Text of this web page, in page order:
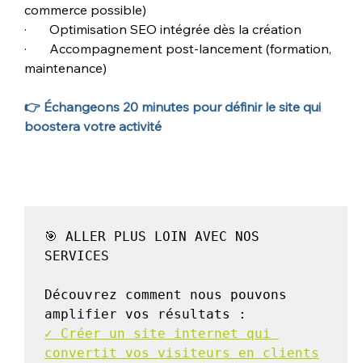
commerce possible)
·       Optimisation SEO intégrée dès la création
·       Accompagnement post-lancement (formation,
maintenance)
👉 Échangeons 20 minutes pour définir le site qui
boostera votre activité
🎯 ALLER PLUS LOIN AVEC NOS
SERVICES
Découvrez comment nous pouvons
✓ Créer un site internet qui
convertit vos visiteurs en clients